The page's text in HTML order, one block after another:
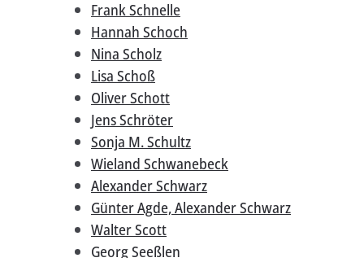
Frank Schnelle
Hannah Schoch
Nina Scholz
Lisa Schoß
Oliver Schott
Jens Schröter
Sonja M. Schultz
Wieland Schwanebeck
Alexander Schwarz
Günter Agde, Alexander Schwarz
Walter Scott
Georg Seeßlen